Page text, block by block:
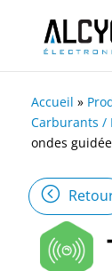
Accueil »
Carburants /
ondes